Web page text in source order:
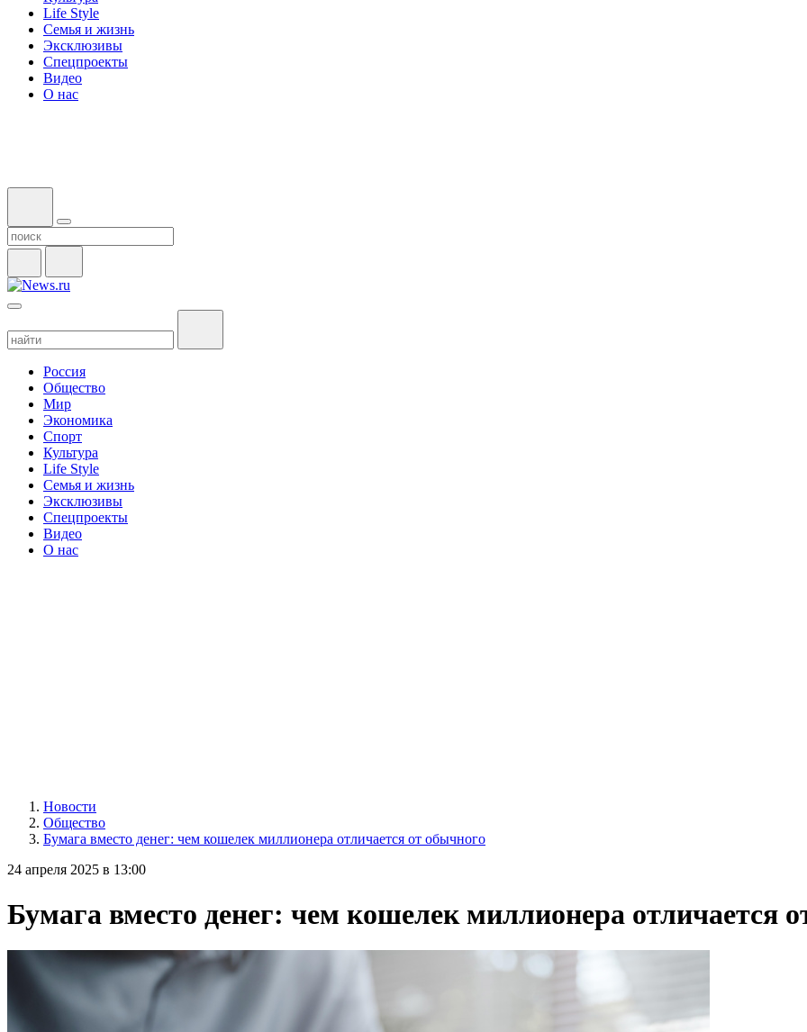
Life Style
Семья и жизнь
Эксклюзивы
Спецпроекты
Видео
О нас
Россия
Общество
Мир
Экономика
Спорт
Культура
Life Style
Семья и жизнь
Эксклюзивы
Спецпроекты
Видео
О нас
Новости
Общество
Бумага вместо денег: чем кошелек миллионера отличается от обычного
24 апреля 2025 в 13:00
Бумага вместо денег: чем кошелек миллионера отличается